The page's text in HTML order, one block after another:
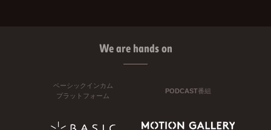
We are hands on
ベーシックインカム
プラットフォーム
PODCAST番組